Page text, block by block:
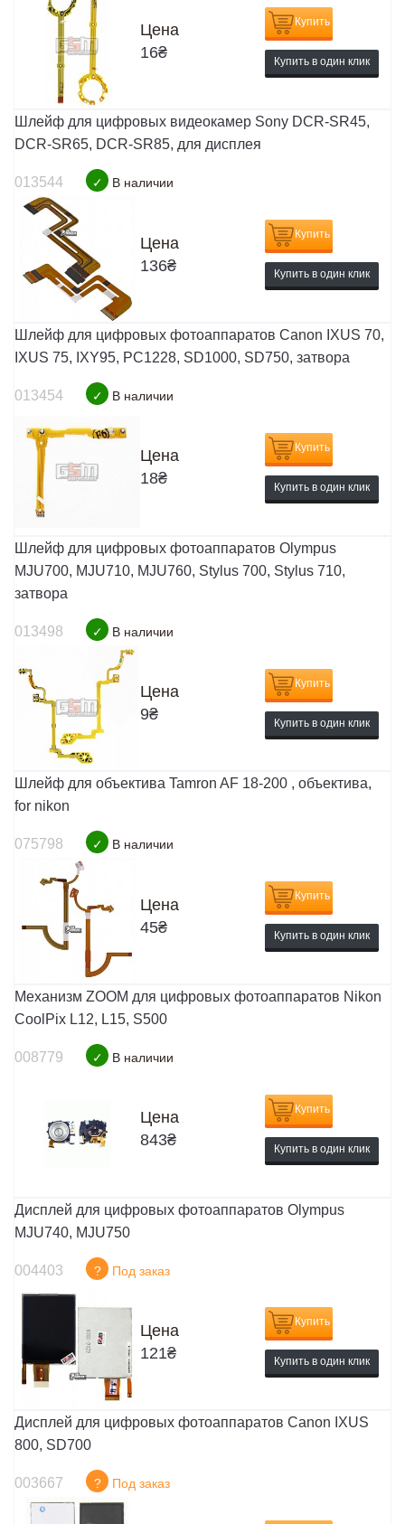
Цена
16₴
Купить
Купить в один клик
Шлейф для цифровых видеокамер Sony DCR-SR45,
DCR-SR65, DCR-SR85, для дисплея
013544 ✓ В наличии
Цена
136₴
Купить
Купить в один клик
Шлейф для цифровых фотоаппаратов Canon IXUS 70,
IXUS 75, IXY95, PC1228, SD1000, SD750, затвора
013454 ✓ В наличии
Цена
18₴
Купить
Купить в один клик
Шлейф для цифровых фотоаппаратов Olympus
MJU700, MJU710, MJU760, Stylus 700, Stylus 710,
затвора
013498 ✓ В наличии
Цена
9₴
Купить
Купить в один клик
Шлейф для объектива Tamron AF 18-200 , объектива,
for nikon
075798 ✓ В наличии
Цена
45₴
Купить
Купить в один клик
Механизм ZOOM для цифровых фотоаппаратов Nikon
CoolPix L12, L15, S500
008779 ✓ В наличии
Цена
843₴
Купить
Купить в один клик
Дисплей для цифровых фотоаппаратов Olympus
MJU740, MJU750
004403 ? Под заказ
Цена
121₴
Купить
Купить в один клик
Дисплей для цифровых фотоаппаратов Canon IXUS
800, SD700
003667 ? Под заказ